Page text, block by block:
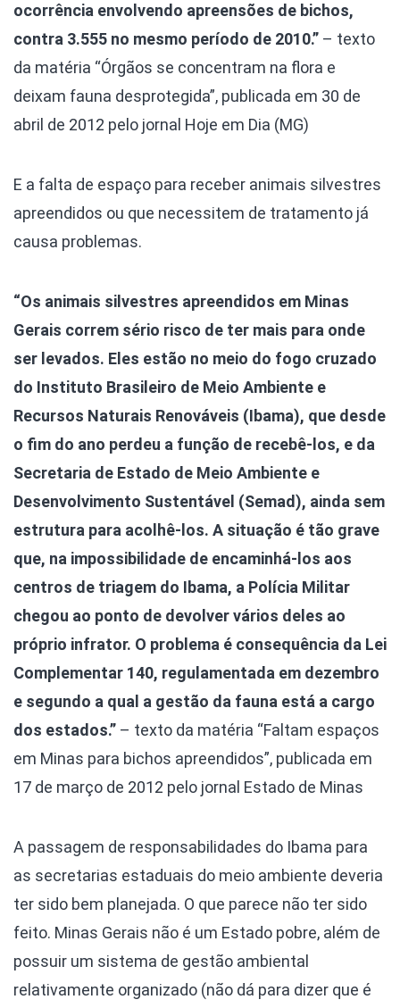
ocorrência envolvendo apreensões de bichos,
contra 3.555 no mesmo período de 2010.” – texto
da matéria “Órgãos se concentram na flora e
deixam fauna desprotegida”, publicada em 30 de
abril de 2012 pelo jornal Hoje em Dia (MG)
E a falta de espaço para receber animais silvestres
apreendidos ou que necessitem de tratamento já
causa problemas.
“Os animais silvestres apreendidos em Minas
Gerais correm sério risco de ter mais para onde
ser levados. Eles estão no meio do fogo cruzado
do Instituto Brasileiro de Meio Ambiente e
Recursos Naturais Renováveis (Ibama), que desde
o fim do ano perdeu a função de recebê-los, e da
Secretaria de Estado de Meio Ambiente e
Desenvolvimento Sustentável (Semad), ainda sem
estrutura para acolhê-los. A situação é tão grave
que, na impossibilidade de encaminhá-los aos
centros de triagem do Ibama, a Polícia Militar
chegou ao ponto de devolver vários deles ao
próprio infrator. O problema é consequência da Lei
Complementar 140, regulamentada em dezembro
e segundo a qual a gestão da fauna está a cargo
dos estados.” – texto da matéria “Faltam espaços
em Minas para bichos apreendidos”, publicada em
17 de março de 2012 pelo jornal Estado de Minas
A passagem de responsabilidades do Ibama para
as secretarias estaduais do meio ambiente deveria
ter sido bem planejada. O que parece não ter sido
feito. Minas Gerais não é um Estado pobre, além de
possuir um sistema de gestão ambiental
relativamente organizado (não dá para dizer que é